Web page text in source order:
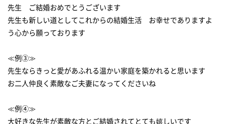
先生 ご結婚おめでとうございます
先生も新しい道としてこれからの結婚生活 お幸せでありますよ
う心から願っております
≪例③≫
先生ならきっと愛があふれる温かい家庭を築かれると思います
お二人仲良く素敵なご夫妻になってくださいね
≪例④≫
大好きな先生が素敵な方とご結婚されてとても嬉しいです